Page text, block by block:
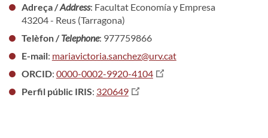
Adreça /Address: Facultat Economía y Empresa
43204 - Reus (Tarragona)
Telèfon /Telephone: 977759866
E-mail: mariavictoria.sanchez@urv.cat
ORCID: 0000-0002-9920-4104
Perfil públic IRIS: 320649